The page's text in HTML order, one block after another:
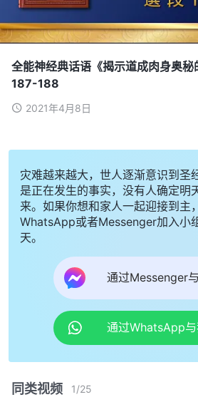
全能神经典话语《揭示道成肉身奥秘
187-188
2021年4月8日
灾难越来越大，世人逐渐意识到圣
是正在发生的事实，没有人确定明
来。如果你想和家人一起迎接到主
WhatsApp或者Messenger加入小
天。
通过Messenger
通过WhatsApp
同类视频 1/25